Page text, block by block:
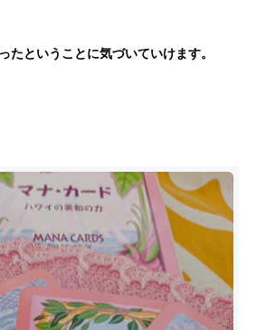
たということに気づいていけます。